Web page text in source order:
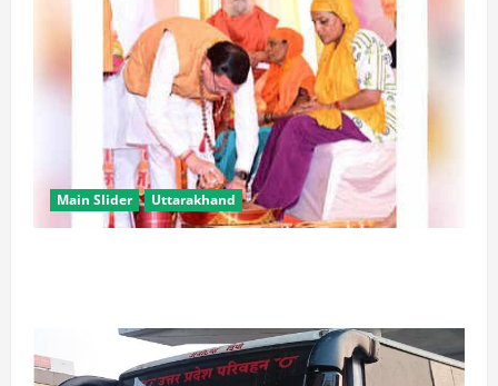
Main Slider Uttarakhand